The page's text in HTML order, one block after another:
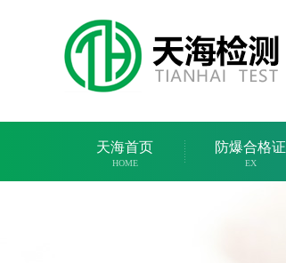
天海首页
HOME
防爆合格证
EX